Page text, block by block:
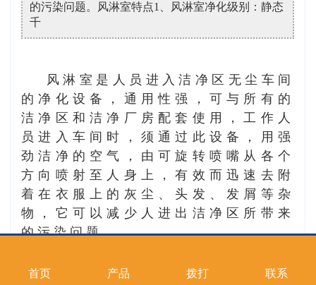
的污染问题。风淋室特点1、风淋室净化级别：静态
千
风淋室是人员进入洁净区无尘车间
的净化设备，通用性强，可与所有的
洁净区和洁净厂房配套使用，工作人
员进入车间时，须通过此设备，用强
劲洁净的空气，由可旋转喷嘴从各个
方向喷射至人身上，有效而迅速去附
着在衣服上的灰尘、头发、发屑等杂
物，它可以减少人进出洁净区所带来
的污染问题。
风淋室特点
首页 产品 拨打 联系